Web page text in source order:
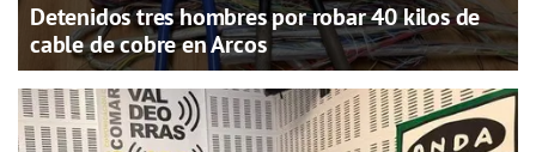
Detenidos tres hombres por robar 40 kilos de
cable de cobre en Arcos